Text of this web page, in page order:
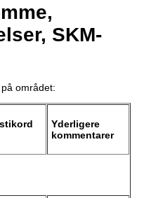
SKM-
området:
Yderligere
kommentarer